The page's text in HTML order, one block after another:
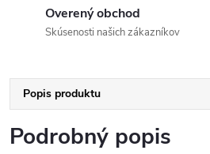
Overený obchod
Skúsenosti našich zákazníkov
Popis produktu
Podrobný popis